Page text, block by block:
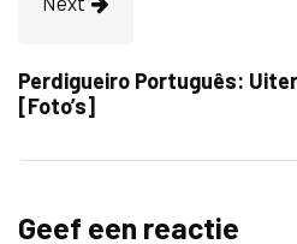
Perdigueiro Português:
[Foto’s]
Geef een reactie